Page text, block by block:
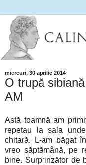
miercuri, 30 aprilie 2014
O trupă
AM
Astă toamnă am
repetau la sala
chitară. L-am băgat
vreo săptămână, pe
bine. Surprinzător de